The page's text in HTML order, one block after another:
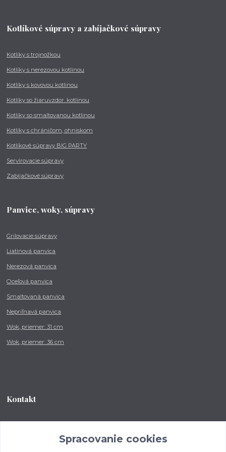
Kotlíkové súpravy a zabíjačkové súpravy
Kotlíky s trojnožkou
Kotlíky s nerezovou kotlinou
Kotlíky s kovovou kotlinou
Kotlíky so žiaruvzdor. kotlinou
Kotlíky so smaltovanou kotlinou
Kotlíky s chráničom, ohniskom
Kotlíkové súpravy BIG PARTY
Servírovacie súpravy
Zabíjačkové súpravy
Panvice, woky, súpravy
Grilovacie súpravy
Liatinová panvica
Nerezová panvica
Oceľová panvica
Smaltovaná panvica
Nepriľnavá panvica
Wok, priemer: 31 cm
Wok, priemer: 36 cm
Kontakt
od 8:00 - do 16:00 hodSpracovanie cookies